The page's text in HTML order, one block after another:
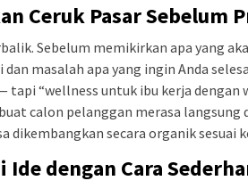
Ceruk Pasar Sebelum
Sebelum memikirkan apa yang
dan masalah apa yang ingin Anda
tapi “wellness untuk ibu kerja
calon pelanggan merasa langsung
dikembangkan secara organik sesuai
Ide dengan Cara